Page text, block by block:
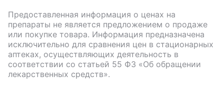
Предоставленная информация о ценах на
препараты не является предложением о продаже
или покупке товара. Информация предназначена
исключительно для сравнения цен в стационарных
аптеках, осуществляющих деятельность в
соответствии со статьей 55 ФЗ «Об обращении
лекарственных средств».